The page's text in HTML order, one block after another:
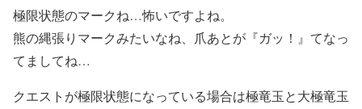
極限状態のマークね…怖いですよね。
熊の縄張りマークみたいなね、爪あとが『ガッ！』てなっ
てましてね…
クエストが極限状態になっている場合は極竜玉と大極竜玉